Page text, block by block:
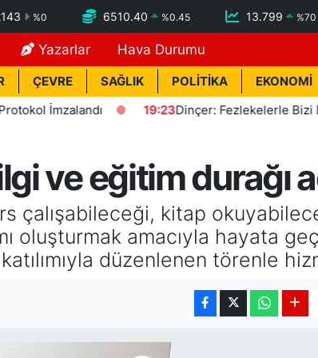
%0 6510.40 %0.45 13.799 %70
Yazarlar Hava Durumu
ÇEVRE SAĞLIK POLİTİKA EKONOMİ
İmzalandı 19:23 Dinçer: Fezlekelerle Bizi
ve eğitim durağı
çalışabileceği, kitap
oluşturmak amacıyla hayata
düzenlenen törenle